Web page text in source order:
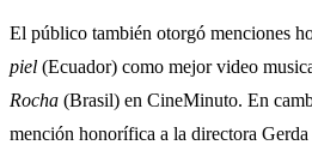
El público también otorgó menciones
piel (Ecuador) como mejor video
Rocha (Brasil) en CineMinuto. En
mención honorífica a la directora